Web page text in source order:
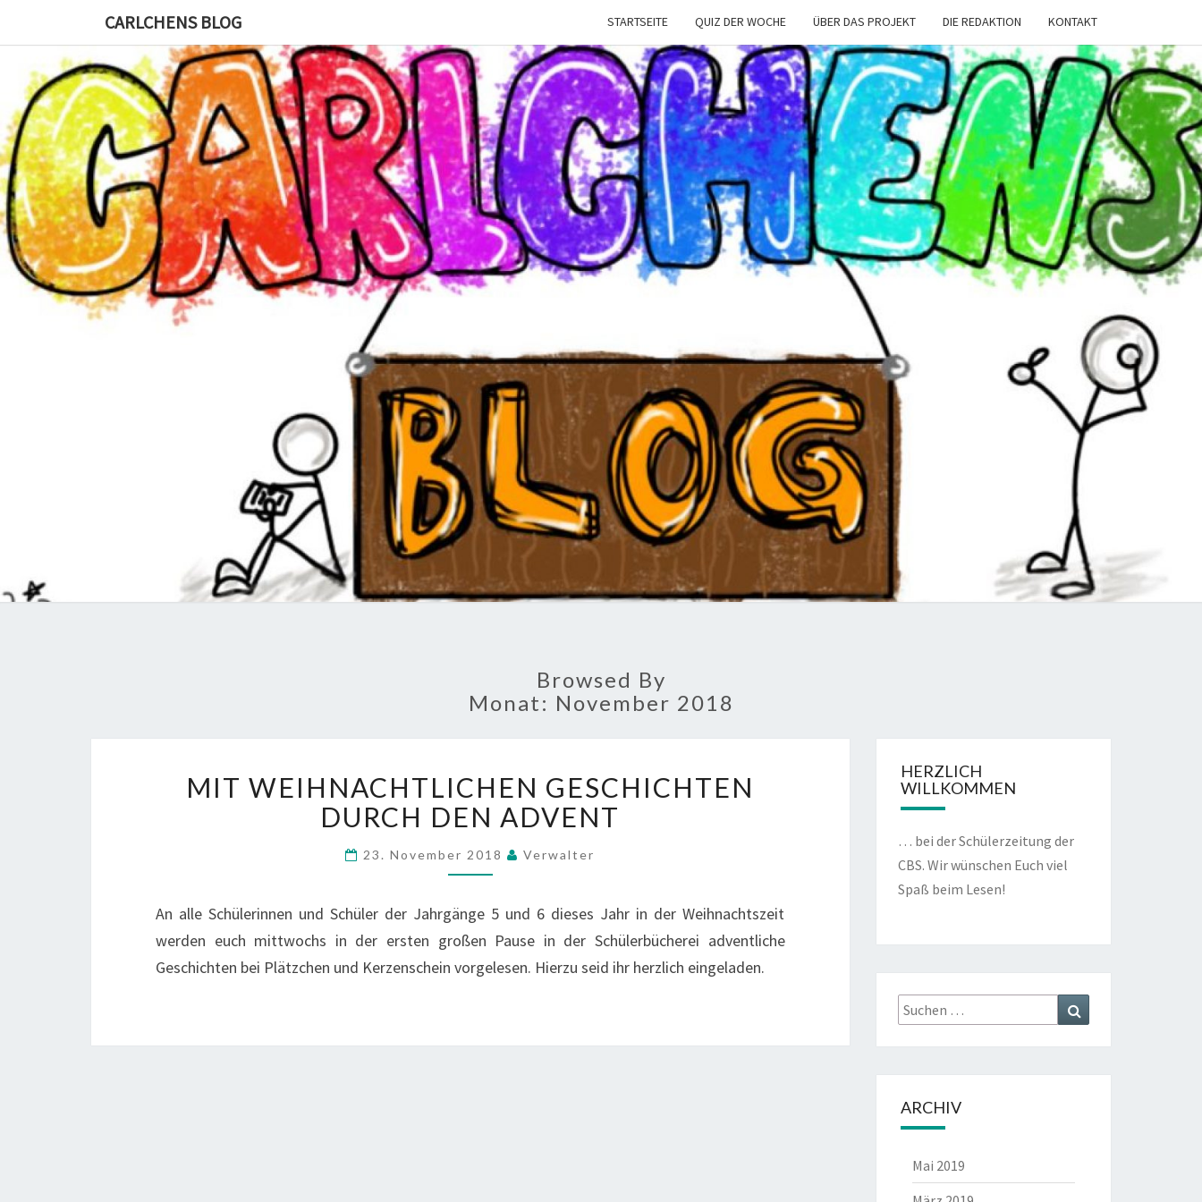
CARLCHENS BLOG STARTSEITE QUIZ DER WOCHE ÜBER DAS PROJEKT DIE REDAKTION KONTAKT
CARLCHENS
BLOG
Schülerzeitung
Der Carl-
Bantzer-
Schule
Browsed By
Monat: November 2018
I
T
W
E
I
N
A
C
MIT WEIHNACHTLICHEN GESCHICHTEN
DURCH DEN ADVENT
23. November 2018 Verwalter
An alle Schülerinnen und Schüler der Jahrgänge 5 und 6 dieses Jahr in der Weihnachtszeit
werden euch mittwochs in der ersten großen Pause in der Schülerbücherei adventliche
Geschichten bei Plätzchen und Kerzenschein vorgelesen. Hierzu seid ihr herzlich eingeladen.
HERZLICH
WILLKOMMEN
… bei der Schülerzeitung der
CBS. Wir wünschen Euch viel
Spaß beim Lesen!
Suche
nach:
ARCHIV
Mai 2019